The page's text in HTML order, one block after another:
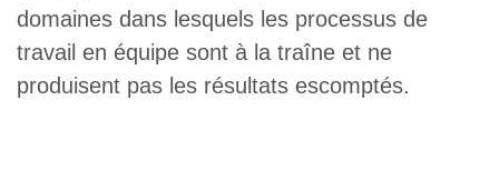
domaines dans lesquels les processus de
travail en équipe sont à la traîne et ne
produisent pas les résultats escomptés.